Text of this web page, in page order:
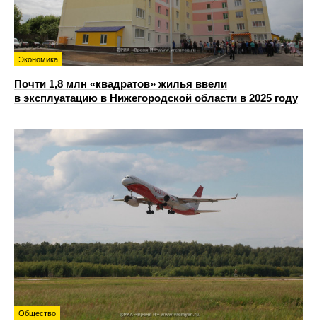
Экономика
Почти 1,8 млн «квадратов» жилья ввели
в эксплуатацию в Нижегородской области в 2025 году
Общество